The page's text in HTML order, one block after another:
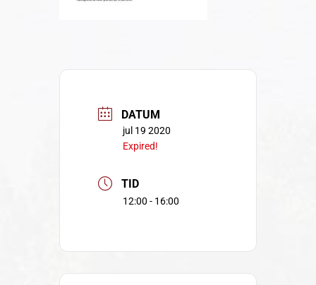
DATUM
jul 19 2020
Expired!
TID
12:00 - 16:00